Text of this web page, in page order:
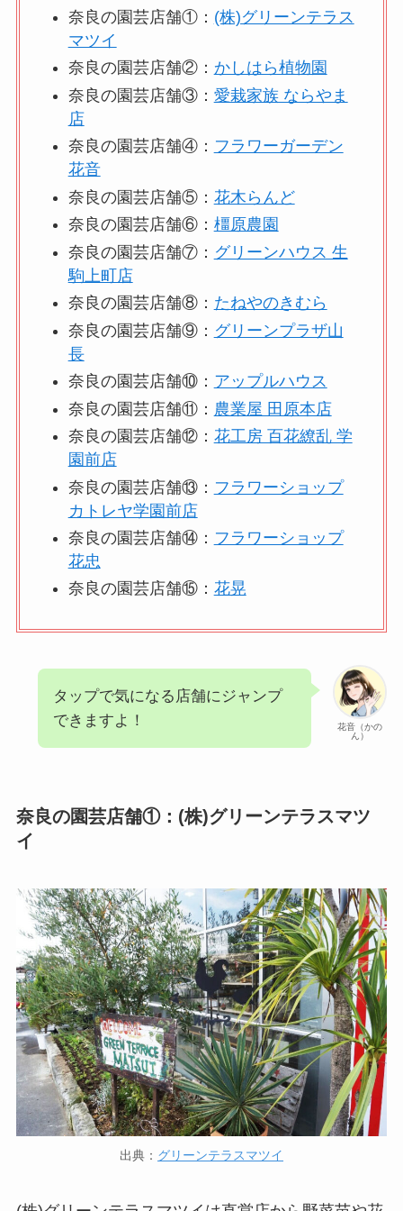
奈良の園芸店舗①： (株)グリーンテラス
マツイ
奈良の園芸店舗②： かしはら植物園
奈良の園芸店舗③： 愛栽家族 ならやま
店
奈良の園芸店舗④： フラワーガーデン
花音
奈良の園芸店舗⑤： 花木らんど
奈良の園芸店舗⑥： 橿原農園
奈良の園芸店舗⑦： グリーンハウス 生
駒上町店
奈良の園芸店舗⑧： たねやのきむら
奈良の園芸店舗⑨： グリーンプラザ山
長
奈良の園芸店舗⑩： アップルハウス
奈良の園芸店舗⑪： 農業屋 田原本店
奈良の園芸店舗⑫： 花工房 百花繚乱 学
園前店
奈良の園芸店舗⑬： フラワーショップ
カトレヤ学園前店
奈良の園芸店舗⑭： フラワーショップ
花忠
奈良の園芸店舗⑮： 花晃
花音（かの
ん）
タップで気になる店舗にジャンプ
できますよ！
奈良の園芸店舗①：(株)グリーンテラスマツ
イ
出典： グリーンテラスマツイ